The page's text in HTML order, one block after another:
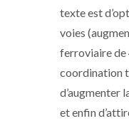
texte est
voies
ferroviaire de
coordination
d’augmenter
et enfin